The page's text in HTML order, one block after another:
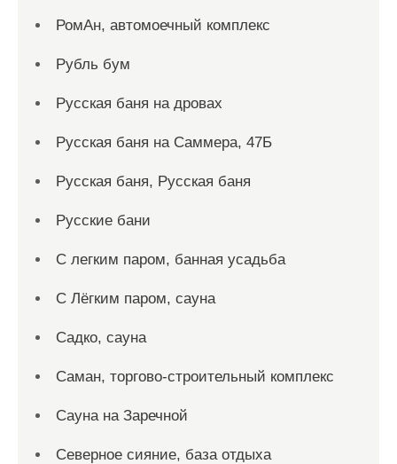
РомАн, автомоечный комплекс
Рубль бум
Русская баня на дровах
Русская баня на Саммера, 47Б
Русская баня, Русская баня
Русские бани
С легким паром, банная усадьба
С Лёгким паром, сауна
Садко, сауна
Саман, торгово-строительный комплекс
Сауна на Заречной
Северное сияние, база отдыха